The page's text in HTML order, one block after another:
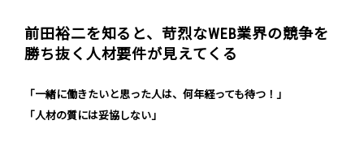
前田裕二を知ると、苛烈なWEB業界の競争を
勝ち抜く人材要件が見えてくる
「一緒に働きたいと思った人は、何年経っても待つ！」
「人材の質には妥協しない」